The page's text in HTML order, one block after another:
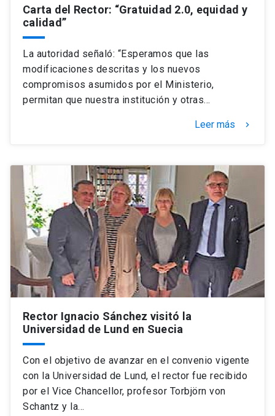
Carta del Rector: “Gratuidad 2.0, equidad y
calidad”
La autoridad señaló: “Esperamos que las
modificaciones descritas y los nuevos
compromisos asumidos por el Ministerio,
permitan que nuestra institución y otras…
Leer más keyboard_arrow_right
Rector Ignacio Sánchez visitó la
Universidad de Lund en Suecia
Con el objetivo de avanzar en el convenio vigente
con la Universidad de Lund, el rector fue recibido
por el Vice Chancellor, profesor Torbjörn von
Schantz y la…